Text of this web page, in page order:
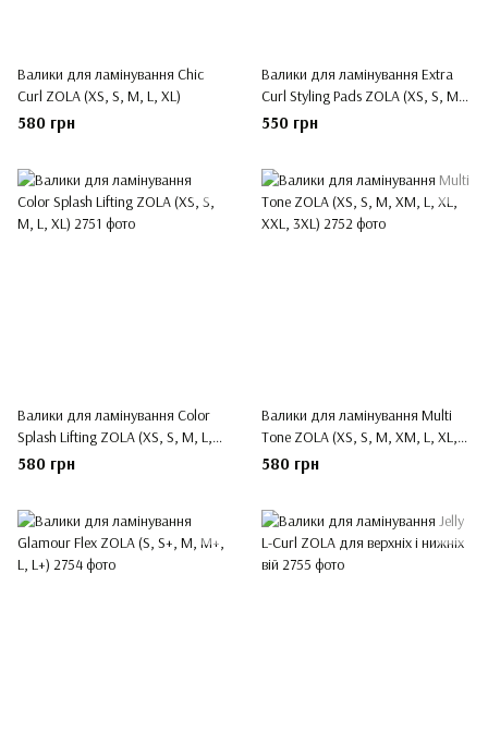
Валики для ламінування Chic
Curl ZOLA (XS, S, M, L, XL)
580 грн
Валики для ламінування Extra
Curl Styling Pads ZOLA (XS, S, M,
M1, L, XL)
550 грн
Валики для ламінування Color
Splash Lifting ZOLA (XS, S, M, L,
XL)
580 грн
Валики для ламінування Multi
Tone ZOLA (XS, S, M, XM, L, XL,
XXL, 3XL)
580 грн